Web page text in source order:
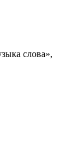
слова»,